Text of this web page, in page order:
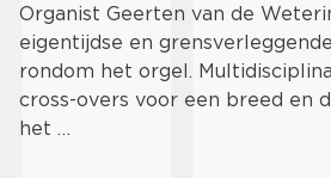
Organist Geerten van de
eigentijdse en
rondom het orgel.
cross-overs voor een breed en
het …